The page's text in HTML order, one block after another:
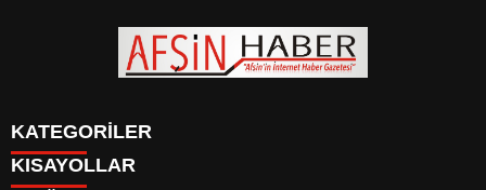
KATEGORİLER
KISAYOLLAR